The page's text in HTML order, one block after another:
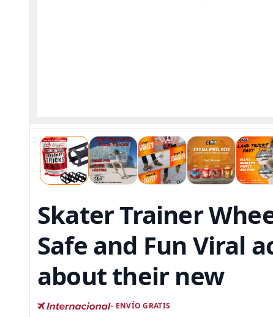
Skater Trainer
Safe and Fun Viral
about their new
- ENVÍO GRATIS